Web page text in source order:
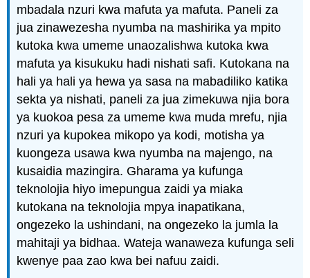
mbadala nzuri kwa mafuta ya mafuta. Paneli za
jua zinawezesha nyumba na mashirika ya mpito
kutoka kwa umeme unaozalishwa kutoka kwa
mafuta ya kisukuku hadi nishati safi. Kutokana na
hali ya hali ya hewa ya sasa na mabadiliko katika
sekta ya nishati, paneli za jua zimekuwa njia bora
ya kuokoa pesa za umeme kwa muda mrefu, njia
nzuri ya kupokea mikopo ya kodi, motisha ya
kuongeza usawa kwa nyumba na majengo, na
kusaidia mazingira. Gharama ya kufunga
teknolojia hiyo imepungua zaidi ya miaka
kutokana na teknolojia mpya inapatikana,
ongezeko la ushindani, na ongezeko la jumla la
mahitaji ya bidhaa. Wateja wanaweza kufunga seli
kwenye paa zao kwa bei nafuu zaidi.